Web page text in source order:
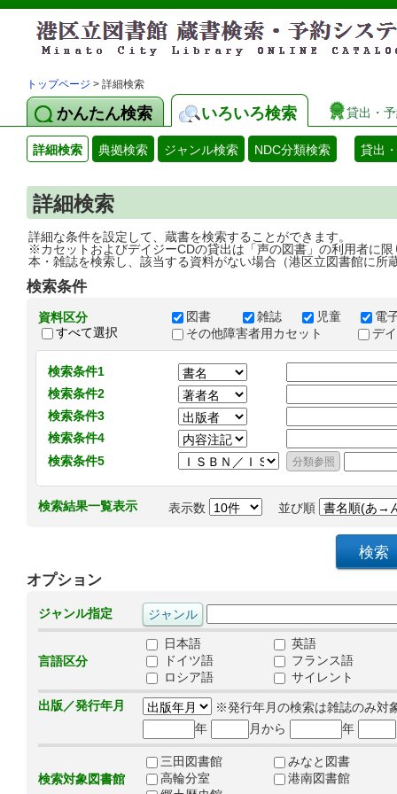
トップページ > 詳細検索
かんたん検索 いろいろ検索 貸出・
詳細検索 典拠検索 ジャンル検索 NDC分類検索 貸出
詳細検索
詳細な条件を設定して、蔵書を検索することができます。
※カセットおよびデイジーCDの貸出は「声の図書」の利用者に限
本・雑誌を検索し、該当する資料がない場合（港区立図書館に所
検索条件
資料区分
すべて選択
図書 雑誌 児童
電
その他障害者用カセット
デ
検索条件1
検索条件2
検索条件3
検索条件4
検索条件5
検索結果一覧表示 表示数 並び順
オプション
ジャンル指定
言語区分
日本語
英語
ドイツ語
フランス語
ロシア語
サイレント
出版／発行年月
※発行年月の検索は雑誌のみ対
年
月から 年
検索対象図書館
三田図書館
みなと図書
高輪分室
港南図書館